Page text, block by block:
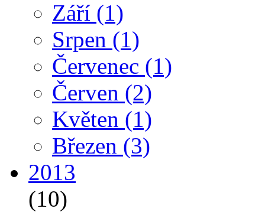
Září (1)
Srpen (1)
Červenec (1)
Červen (2)
Květen (1)
Březen (3)
2013
(10)